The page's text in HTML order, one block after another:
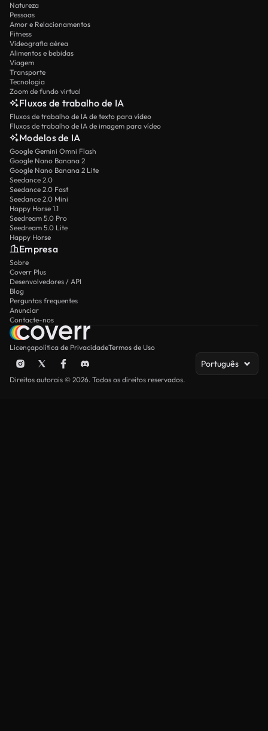
Natureza
Pessoas
Amor e Relacionamentos
Fitness
Videografia aérea
Alimentos e bebidas
Viagem
Transporte
Tecnologia
Zoom de fundo virtual
Fluxos de trabalho de IA
Fluxos de trabalho de IA de texto para vídeo
Fluxos de trabalho de IA de imagem para vídeo
Modelos de IA
Google Gemini Omni Flash
Google Nano Banana 2
Google Nano Banana 2 Lite
Seedance 2.0
Seedance 2.0 Fast
Seedance 2.0 Mini
Happy Horse 1.1
Seedream 5.0 Pro
Seedream 5.0 Lite
Happy Horse
Empresa
Sobre
Coverr Plus
Desenvolvedores / API
Blog
Perguntas frequentes
Anunciar
Contacte-nos
Licençapolítica de PrivacidadeTermos de Uso
Português
Direitos autorais © 2026. Todos os direitos reservados.